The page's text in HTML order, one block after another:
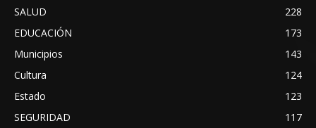
SALUD
228
EDUCACIÓN
173
Municipios
143
Cultura
124
Estado
123
SEGURIDAD
117